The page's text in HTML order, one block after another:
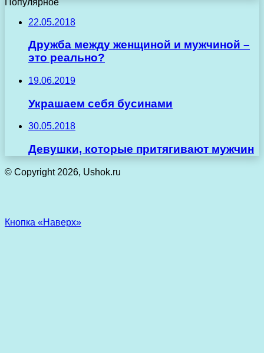
22.05.2018
Дружба между женщиной и мужчиной –
это реально?
19.06.2019
Украшаем себя бусинами
30.05.2018
Девушки, которые притягивают мужчин
© Copyright 2026, Ushok.ru
Кнопка «Наверх»